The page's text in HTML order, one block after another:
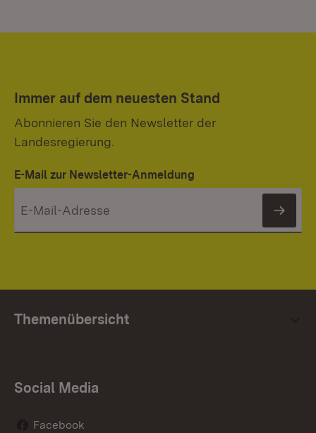
Immer auf dem neuesten Stand
Abonnieren Sie den Newsletter der
Landesregierung.
E-Mail zur Newsletter-Anmeldung
Themenübersicht
Social Media
Facebook